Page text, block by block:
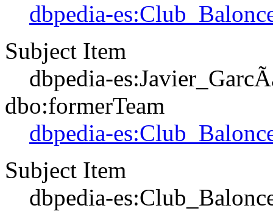
dbpedia-
Subject Item
dbpedia-
dbo:formerTeam
dbpedia-
Subject Item
dbpedia-